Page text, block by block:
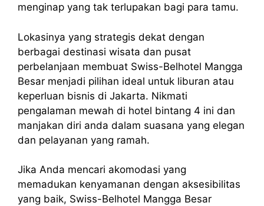
menginap yang tak terlupakan bagi para tamu.
Lokasinya yang strategis dekat dengan
berbagai destinasi wisata dan pusat
perbelanjaan membuat Swiss-Belhotel Mangga
Besar menjadi pilihan ideal untuk liburan atau
keperluan bisnis di Jakarta. Nikmati
pengalaman mewah di hotel bintang 4 ini dan
manjakan diri anda dalam suasana yang elegan
dan pelayanan yang ramah.
Jika Anda mencari akomodasi yang
memadukan kenyamanan dengan aksesibilitas
yang baik, Swiss-Belhotel Mangga Besar